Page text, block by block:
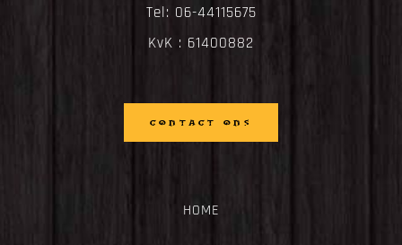
Tel: 06-44115675
KvK : 61400882
CONTACT ONS
HOME